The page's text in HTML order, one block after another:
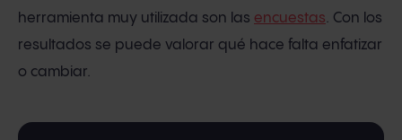
herramienta muy utilizada son las encuestas. Con los
resultados se puede valorar qué hace falta enfatizar
o cambiar.